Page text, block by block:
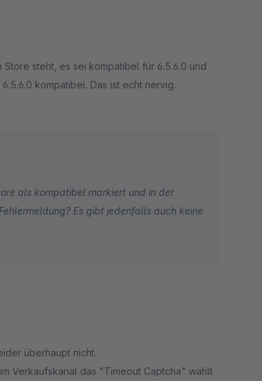
steht, es sei kompatibel für 6.5.6.0 und
kompatibel. Das ist echt nervig.
als kompatibel markiert und in der
Es gibt jedenfalls auch keine
konnen
überhaupt nicht.
Verkaufskanal das "Timeout Captcha" wählt